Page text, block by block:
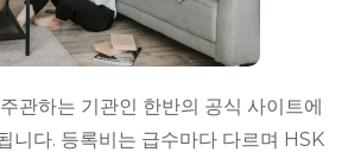
관하는 기관인 한반의 공식 사이트에
니다. 등록비는 급수마다 다르며 HSK